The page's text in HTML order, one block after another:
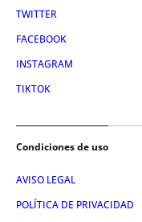
TWITTER
FACEBOOK
INSTAGRAM
TIKTOK
Condiciones de uso
AVISO LEGAL
POLÍTICA DE PRIVACIDAD